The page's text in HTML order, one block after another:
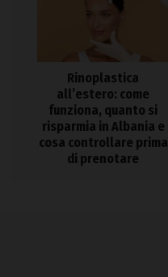
Rinoplastica
all’estero: come
funziona, quanto si
risparmia in Albania e
cosa controllare prima
di prenotare